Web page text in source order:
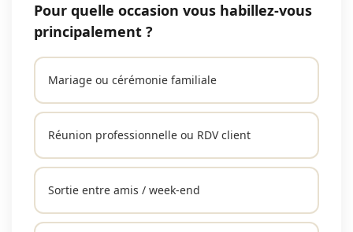
Pour quelle occasion vous habillez-vous
principalement ?
Mariage ou cérémonie familiale
Réunion professionnelle ou RDV client
Sortie entre amis / week-end